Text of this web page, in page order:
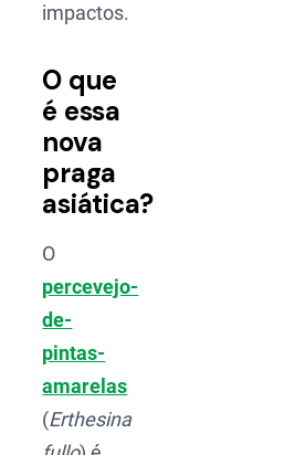
impactos.
O que
é essa
nova
praga
asiática?
O
percevejo-
de-
pintas-
amarelas
(Erthesina